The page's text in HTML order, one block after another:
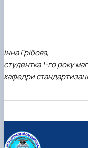
Інна Грібова,
студентка 1-го року
кафедри